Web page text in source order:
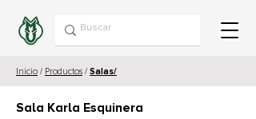
Inicio / Productos / Salas/
Sala Karla Esquinera